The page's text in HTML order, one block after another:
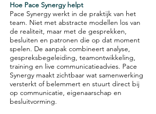
Hoe Pace Synergy helpt
Pace Synergy werkt in de praktijk van het
team. Niet met abstracte modellen los van
de realiteit, maar met de gesprekken,
besluiten en patronen die op dat moment
spelen. De aanpak combineert analyse,
gespreksbegeleiding, teamontwikkeling,
training en live communicatieadvies. Pace
Synergy maakt zichtbaar wat samenwerking
versterkt of belemmert en stuurt direct bij
op communicatie, eigenaarschap en
besluitvorming.